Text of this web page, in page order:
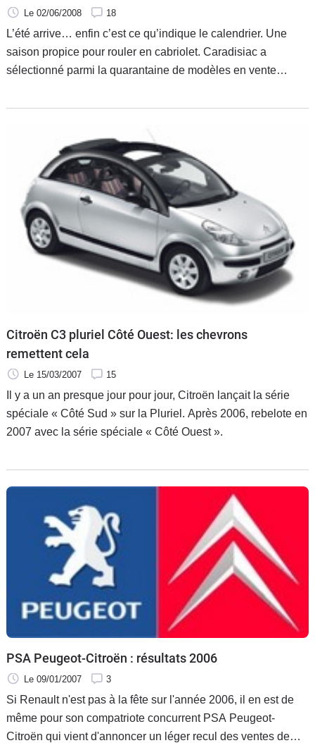
Le 02/06/2008 18
L’été arrive… enfin c’est ce qu’indique le calendrier. Une
saison propice pour rouler en cabriolet. Caradisiac a
sélectionné parmi la quarantaine de modèles en vente
Citroën C3 pluriel Côté Ouest: les chevrons
remettent cela
Le 15/03/2007 15
Il y a un an presque jour pour jour, Citroën lançait la série
spéciale « Côté Sud » sur la Pluriel. Après 2006, rebelote en
2007 avec la série spéciale « Côté Ouest ».
PSA Peugeot-Citroën : résultats 2006
Le 09/01/2007 3
Si Renault n'est pas à la fête sur l'année 2006, il en est de
même pour son compatriote concurrent PSA Peugeot-
Citroën qui vient d'annoncer un léger recul des ventes de